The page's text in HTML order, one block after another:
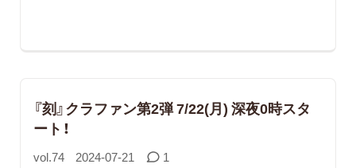
『刻』クラファン第2弾 7/22(月) 深夜0時スタ
ート！
vol.74 2024-07-21 1